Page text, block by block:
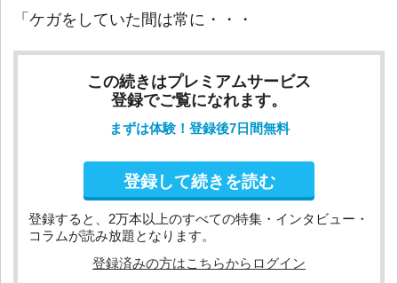
「ケガをしていた間は常に・・・
この続きはプレミアムサービス
登録でご覧になれます。
まずは体験！登録後7日間無料
登録して続きを読む
登録すると、2万本以上のすべての特集・インタビュー・
コラムが読み放題となります。
登録済みの方はこちらからログイン